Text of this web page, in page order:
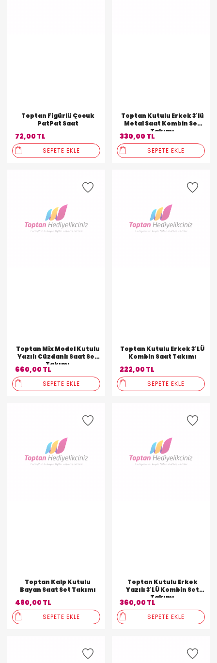
Toptan Figürlü Çocuk
PatPat Saat
72,00 TL
SEPETE EKLE
Toptan Kutulu Erkek 3'lü
Metal Saat Kombin Set
Takımı
330,00 TL
SEPETE EKLE
Toptan Mix Model Kutulu
Yazılı Cüzdanlı Saat Set
Takımı
660,00 TL
SEPETE EKLE
Toptan Kutulu Erkek 3'LÜ
Kombin Saat Takımı
222,00 TL
SEPETE EKLE
Toptan Kalp Kutulu
Bayan Saat Set Takımı
480,00 TL
SEPETE EKLE
Toptan Kutulu Erkek
Yazılı 3'LÜ Kombin Set
Takımı
360,00 TL
SEPETE EKLE